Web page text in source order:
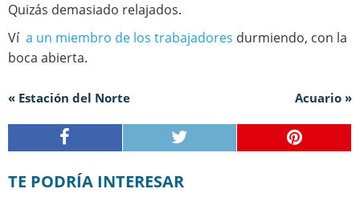
Quizás demasiado relajados.
Ví a un miembro de los trabajadores durmiendo, con la
boca abierta.
« Estación del Norte Acuario »
TE PODRÍA INTERESAR